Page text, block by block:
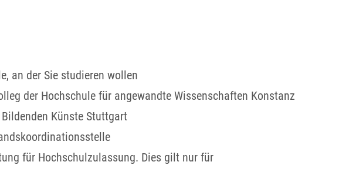
an der Sie studieren wollen
der Hochschule für angewandte Wissenschaften Konstanz
Künste Stuttgart
für Hochschulzulassung. Dies gilt nur für